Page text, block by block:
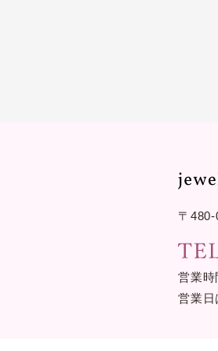
〒
営業
営業